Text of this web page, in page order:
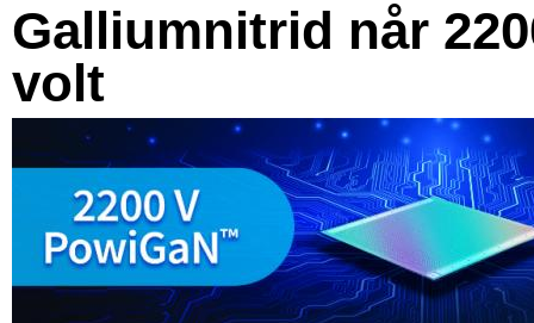
Galliumnitrid når
volt